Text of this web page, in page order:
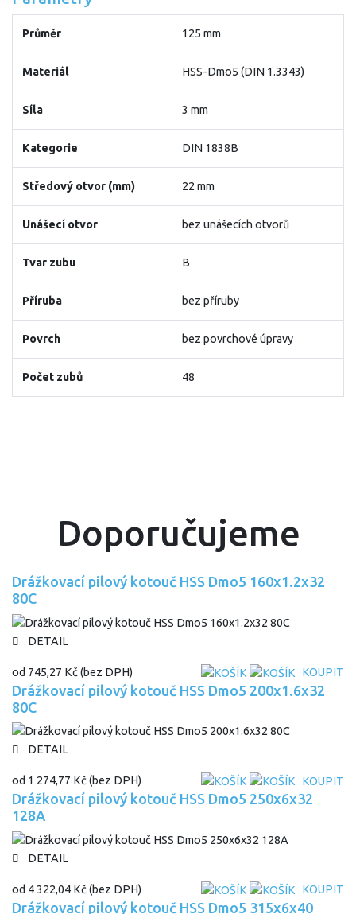
Průměr 125 mm
Materiál HSS-Dmo5 (DIN 1.3343)
Síla 3 mm
Kategorie DIN 1838B
Středový otvor (mm) 22 mm
Unášecí otvor bez unášecích otvorů
Tvar zubu B
Příruba bez příruby
Povrch bez povrchové úpravy
Počet zubů 48
Doporučujeme
Drážkovací pilový kotouč HSS Dmo5 160x1.2x32
80C
DETAIL
od 745,27 Kč (bez DPH) KOUPIT
Drážkovací pilový kotouč HSS Dmo5 200x1.6x32
80C
DETAIL
od 1 274,77 Kč(bez DPH) KOUPIT
Drážkovací pilový kotouč HSS Dmo5 250x6x32
128A
DETAIL
od 4 322,04 Kč (bez DPH) KOUPIT
Drážkovací pilový kotouč HSS Dmo5 315x6x40